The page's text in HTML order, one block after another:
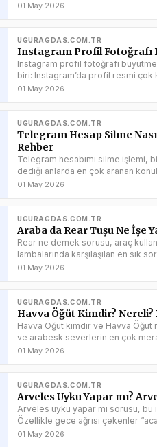
01 May 2026
UGURAGDAS.COM.TR
Instagram Profil Fotoğrafı
Instagram profil fotoğrafı büyütme
biri: Instagram’da profil resmi
01 May 2026
UGURAGDAS.COM.TR
Telegram Hesap Silme
Rehber
Telegram hesabımı silme işlemi,
dediği anlarda en çok aranan
01 May 2026
UGURAGDAS.COM.TR
Araba da Rear Tuşu Ne İşe
Rear ne demek sorusu, araç
lambalarında karşılaşılan en sık
01 May 2026
UGURAGDAS.COM.TR
Havva Öğüt Kimdir?
Havva Öğüt kimdir ve Havva Öğüt
ve arabesk severlerin en çok
01 May 2026
UGURAGDAS.COM.TR
Arveles Uyku Yapar mı?
Arveles uyku yapar mı sorusu, bu
Özellikle gece ağrısı çekenler
01 May 2026